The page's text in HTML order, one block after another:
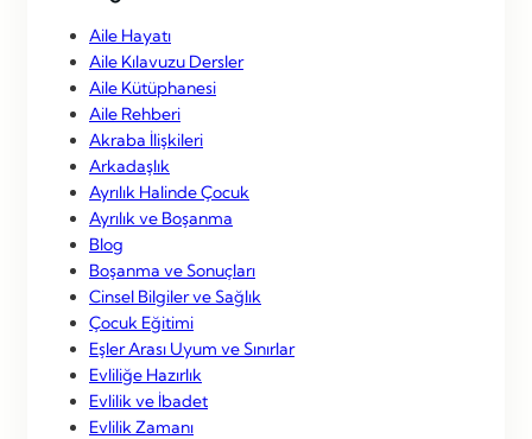
Aile Hayatı
Aile Kılavuzu Dersler
Aile Kütüphanesi
Aile Rehberi
Akraba İlişkileri
Arkadaşlık
Ayrılık Halinde Çocuk
Ayrılık ve Boşanma
Blog
Boşanma ve Sonuçları
Cinsel Bilgiler ve Sağlık
Çocuk Eğitimi
Eşler Arası Uyum ve Sınırlar
Evliliğe Hazırlık
Evlilik ve İbadet
Evlilik Zamanı